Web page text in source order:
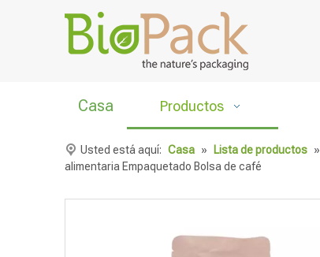
Casa Productos
Usted está aquí: Casa » Lista de productos »
alimentaria Empaquetado Bolsa de café